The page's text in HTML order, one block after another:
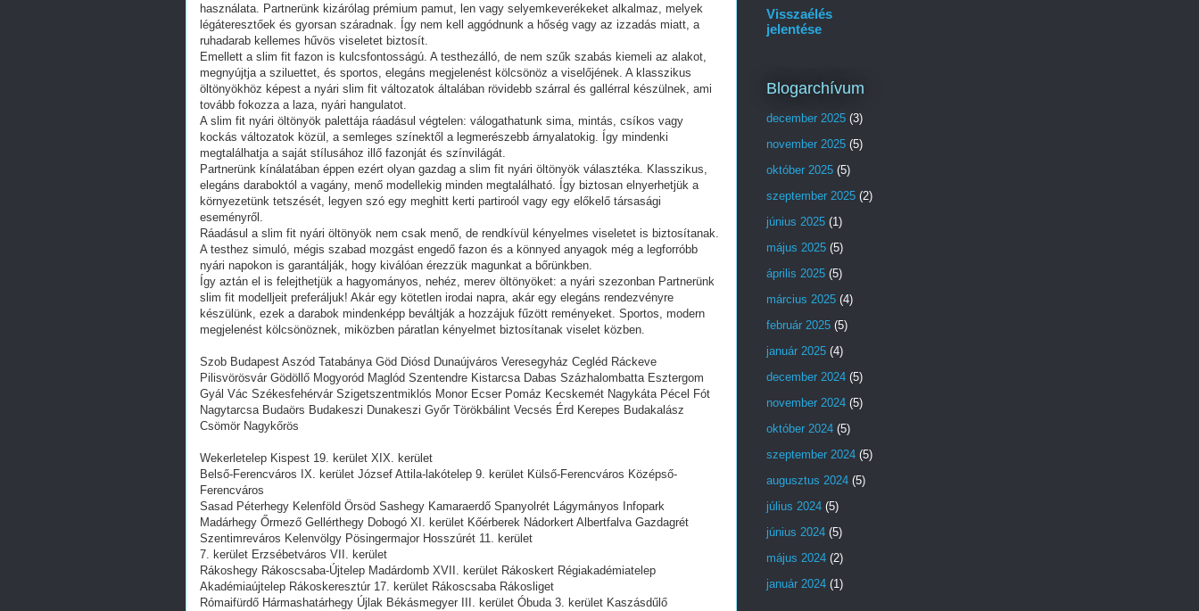
használata. Partnerünk kizárólag prémium pamut, len vagy selyemkeverékeket alkalmaz, melyek
légáteresztőek és gyorsan száradnak. Így nem kell aggódnunk a hőség vagy az izzadás miatt, a
ruhadarab kellemes hűvös viseletet biztosít.
Emellett a slim fit fazon is kulcsfontosságú. A testhezálló, de nem szűk szabás kiemeli az alakot,
megnyújtja a sziluettet, és sportos, elegáns megjelenést kölcsönöz a viselőjének. A klasszikus
öltönyökhöz képest a nyári slim fit változatok általában rövidebb szárral és gallérral készülnek, ami
tovább fokozza a laza, nyári hangulatot.
A slim fit nyári öltönyök palettája ráadásul végtelen: válogathatunk sima, mintás, csíkos vagy
kockás változatok közül, a semleges színektől a legmerészebb árnyalatokig. Így mindenki
megtalálhatja a saját stílusához illő fazonját és színvilágát.
Partnerünk kínálatában éppen ezért olyan gazdag a slim fit nyári öltönyök választéka. Klasszikus,
elegáns daraboktól a vagány, menő modellekig minden megtalálható. Így biztosan elnyerhetjük a
környezetünk tetszését, legyen szó egy meghitt kerti partiroól vagy egy előkelő társasági
eseményről.
Ráadásul a slim fit nyári öltönyök nem csak menő, de rendkívül kényelmes viseletet is biztosítanak.
A testhez simuló, mégis szabad mozgást engedő fazon és a könnyed anyagok még a legforróbb
nyári napokon is garantálják, hogy kiválóan érezzük magunkat a bőrünkben.
Így aztán el is felejthetjük a hagyományos, nehéz, merev öltönyöket: a nyári szezonban Partnerünk
slim fit modelljeit preferáljuk! Akár egy kötetlen irodai napra, akár egy elegáns rendezvényre
készülünk, ezek a darabok mindenképp beváltják a hozzájuk fűzött reményeket. Sportos, modern
megjelenést kölcsönöznek, miközben páratlan kényelmet biztosítanak viselet közben.
Szob Budapest Aszód Tatabánya Göd Diósd Dunaújváros Veresegyház Cegléd Ráckeve
Pilisvörösvár Gödöllő Mogyoród Maglód Szentendre Kistarcsa Dabas Százhalombatta Esztergom
Gyál Vác Székesfehérvár Szigetszentmiklós Monor Ecser Pomáz Kecskemét Nagykáta Pécel Fót
Nagytarcsa Budaörs Budakeszi Dunakeszi Győr Törökbálint Vecsés Érd Kerepes Budakalász
Csömör Nagykőrös
Wekerletelep Kispest 19. kerület XIX. kerület
Belső-Ferencváros IX. kerület József Attila-lakótelep 9. kerület Külső-Ferencváros Középső-
Ferencváros
Sasad Péterhegy Kelenföld Örsöd Sashegy Kamaraerdő Spanyolrét Lágymányos Infopark
Madárhegy Őrmező Gellérthegy Dobogó XI. kerület Kőérberek Nádorkert Albertfalva Gazdagrét
Szentimreváros Kelenvölgy Pösingermajor Hosszúrét 11. kerület
7. kerület Erzsébetváros VII. kerület
Rákoshegy Rákoscsaba-Újtelep Madárdomb XVII. kerület Rákoskert Régiakadémiatelep
Akadémiaújtelep Rákoskeresztúr 17. kerület Rákoscsaba Rákosliget
Rómaifürdő Hármashatárhegy Újlak Békásmegyer III. kerület Óbuda 3. kerület Kaszásdűlő
Visszaélés
jelentése
Blogarchívum
december 2025 (3)
november 2025 (5)
október 2025 (5)
szeptember 2025 (2)
június 2025 (1)
május 2025 (5)
április 2025 (5)
március 2025 (4)
február 2025 (5)
január 2025 (4)
december 2024 (5)
november 2024 (5)
október 2024 (5)
szeptember 2024 (5)
augusztus 2024 (5)
július 2024 (5)
június 2024 (5)
május 2024 (2)
január 2024 (1)